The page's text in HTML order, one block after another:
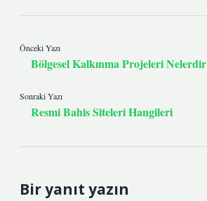
Önceki Yazı
Bölgesel Kalkınma Projeleri Nelerdir
Sonraki Yazı
Resmi Bahis Siteleri Hangileri
Bir yanıt yazın